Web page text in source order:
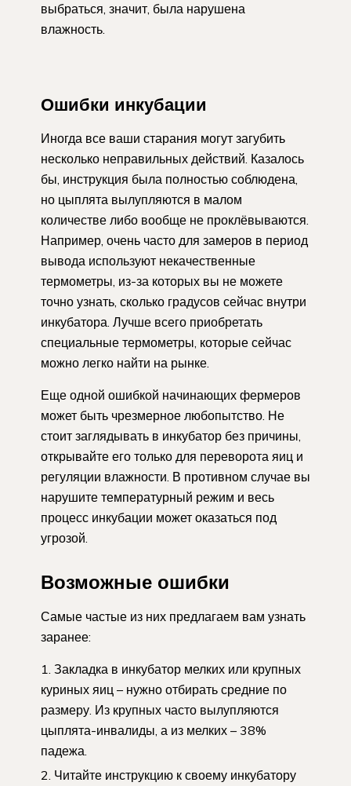
выбраться, значит, была нарушена
влажность.
Ошибки инкубации
Иногда все ваши старания могут загубить
несколько неправильных действий. Казалось
бы, инструкция была полностью соблюдена,
но цыплята вылупляются в малом
количестве либо вообще не проклёвываются.
Например, очень часто для замеров в период
вывода используют некачественные
термометры, из-за которых вы не можете
точно узнать, сколько градусов сейчас внутри
инкубатора. Лучше всего приобретать
специальные термометры, которые сейчас
можно легко найти на рынке.
Еще одной ошибкой начинающих фермеров
может быть чрезмерное любопытство. Не
стоит заглядывать в инкубатор без причины,
открывайте его только для переворота яиц и
регуляции влажности. В противном случае вы
нарушите температурный режим и весь
процесс инкубации может оказаться под
угрозой.
Возможные ошибки
Самые частые из них предлагаем вам узнать
заранее:
Закладка в инкубатор мелких или крупных
куриных яиц – нужно отбирать средние по
размеру. Из крупных часто вылупляются
цыплята-инвалиды, а из мелких – 38%
падежа.
Читайте инструкцию к своему инкубатору